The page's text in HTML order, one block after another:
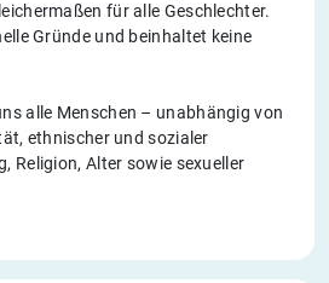
für alle Geschlechter.
Gründe und beinhaltet keine
alle Menschen – unabhängig von
ethnischer und sozialer
Religion, Alter sowie sexueller